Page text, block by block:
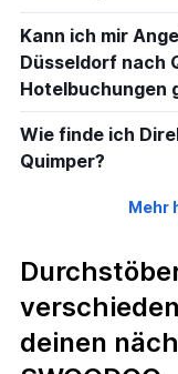
Kann ich mir
Düsseldorf nach
Hotelbuchungen
Wie finde ich
Quimper?
Mehr
deinen